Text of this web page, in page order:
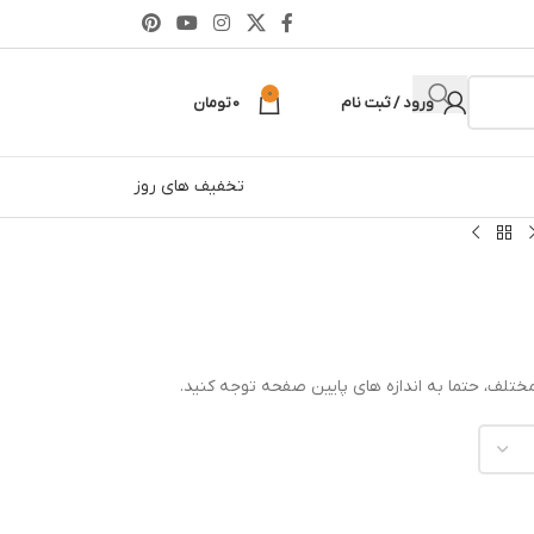
ورود / ثبت نام 0
0تومان
تخفیف های روز
حتما به اندازه های پایین صفحه توجه کنید.